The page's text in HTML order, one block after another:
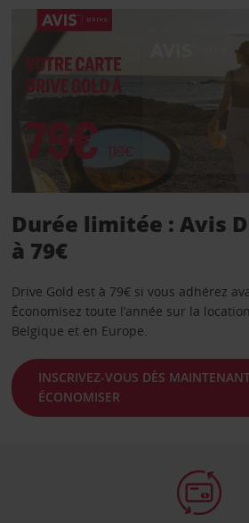
Durée limitée : Avis
à 79€
Drive Gold est à 79€ si vous adhérez
Économisez toute l’année sur la
Belgique et en Europe.
INSCRIVEZ-VOUS DÈS
ÉCONOMISER